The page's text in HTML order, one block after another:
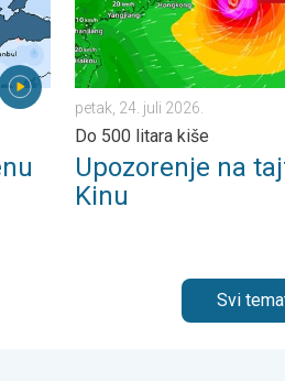
petak, 24. juli 2026.
Do 500 litara kiše
Upozorenje na
Kinu
Svi